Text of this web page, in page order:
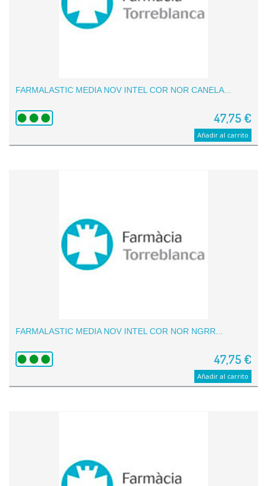
FARMALASTIC MEDIA NOV INTEL COR NOR CANELA...
47,75 €
Añadir al carrito
FARMALASTIC MEDIA NOV INTEL COR NOR NGRR...
47,75 €
Añadir al carrito